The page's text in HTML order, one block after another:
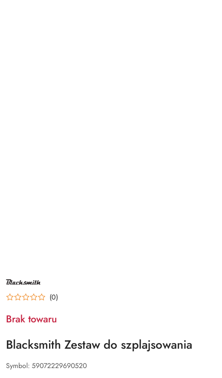
NAZWA
PRODUCENTA:
BLACKSMITH (0)
Brak towaru
Blacksmith Zestaw do szplajsowania
Symbol: 59072229690520